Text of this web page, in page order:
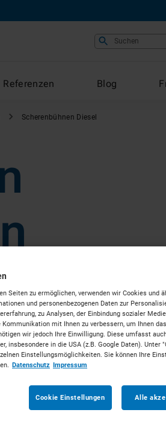
Suchen
Referenzen Blog
Scherenbühnen Diesel
für Hildesheim.Mieten Sie die
zu starken Konditionen und
Seiten zu ermöglichen, verwenden wir Cookies und
und personenbezogenen Daten zur
zu Analysen, der Einbindung sozialer
mit Ihnen zu verbessern, um Ihnen das
wir jedoch Ihre Einwilligung. Diese umfasst
insbesondere in die USA (z.B. Google Daten). Unter
Einstellungsmöglichkeiten. Sie können Ihre
Datenschutz Impressum
Alle
Cookie Einstellungen